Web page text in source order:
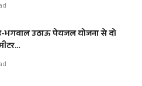
भगवाल उठाऊ पेयजल योजना से दो